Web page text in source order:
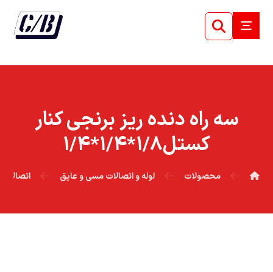
سه راه دنده ريز برنجي کنار
کستل۱/۸*۱/۴*۱/۴
محصولات لوله و اتصالات مسی و عایق